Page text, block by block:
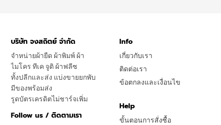
บริษัท จงสถิตย์ จำกัด
จำหน่ายผ้ายืด ผ้าพิมพ์ ผ้า
ไมโคร ทีเค จูติ ผ้าฟลีซ
ทั้งปลีกและส่ง แบ่งขายยกพับ
มีของพร้อมส่ง
รูดบัตรเครดิตไม่ชาร์จเพิ่ม
Follow us / ติดตามเรา
Info
เกี่ยวกับเรา
ติดต่อเรา
ข้อตกลงและเงื่อนไข
Help
ขั้นตอนการสั่งซื้อ